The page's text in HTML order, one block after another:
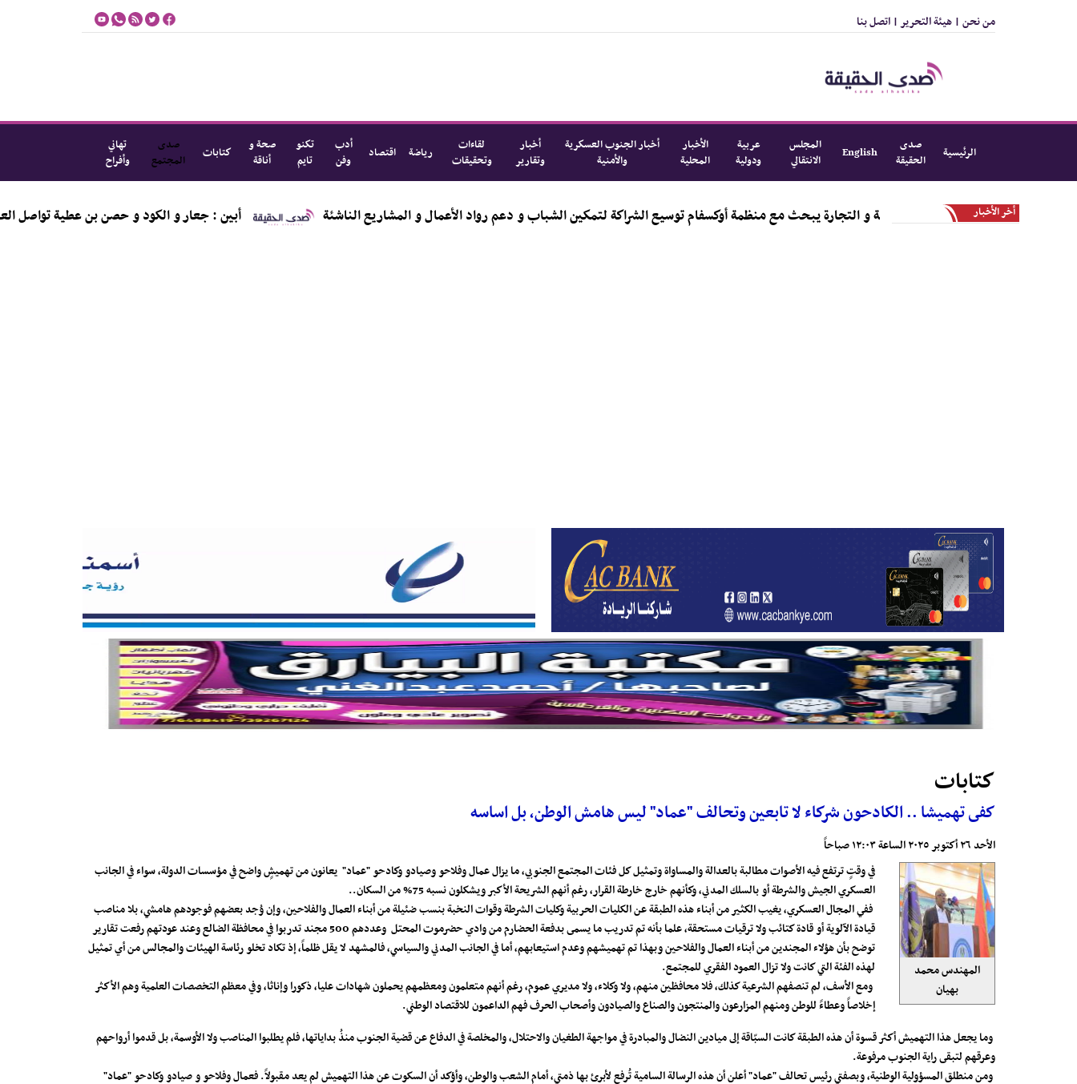
من نحن | هيئة التحرير | اتصل بنا
الرئيسية
صدى
الحقيقة
English
المجلس
الانتقالي
عربية
ودولية
الأخبار
المحلية
أخبار الجنوب العسكرية
والأمنية
أخبار
وتقارير
لقاءات
وتحقيقات
رياضة اقتصاد
أدب
وفن
تكنو
تايم
صحة و
أناقة
كتابات
صدى
المجتمع
تهاني
وأفراح
أخر الأخباروزير الصناعة و التجارة يبحث مع منظمة أوكسفام توسيع الشراكة لتمكين الشباب و دعم رواد الأعمال و المشاريع الناشئة أبين : جعار و الكود و حصن بن عطية تواصل العصيان
كتابات
كفى تهميشا .. الكادحون شركاء لا تابعين وتحالف "عماد" ليس هامش الوطن، بل اساسه
الأحد ٢٦ أكتوبر ٢٠٢٥ الساعة ١٢:٠٣ صباحاً
المهندس محمد
بهيان
في وقتٍ ترتفع فيه الأصوات مطالبة بالعدالة والمساواة وتمثيل كل فئات المجتمع الجنوبي، ما يزال عمال وفلاحو وصيادو وكادحو "عماد" يعانون من تهميشٍ واضح في مؤسسات الدولة، سواء في الجانب
العسكري الجيش والشرطة أو بالسلك المدني، وكأنهم خارج خارطة القرار، رغم أنهم الشريحة الأكبر ويشكلون نسبه 75% من السكان..
ففي المجال العسكري، يغيب الكثير من أبناء هذه الطبقة عن الكليات الحربية وكليات الشرطة وقوات النخبة بنسب ضئيلة من أبناء العمال والفلاحين، وإن وُجد بعضهم فوجودهم هامشي، بلا مناصب
قيادة الآلوية أو قادة كتائب ولا ترقيات مستحقة، علما بأنه تم تدريب ما يسمى بدفعة الحضارم من وادي حضرموت المحتل وعددهم 500 مجند تدربوا في محافظة الضالع وعند عودتهم رفعت تقارير
توضح بأن هؤلاء المجندين من أبناء العمال والفلاحين وبهذا تم تهميشهم وعدم استيعابهم، أما في الجانب المدني والسياسي، فالمشهد لا يقل ظلماً، إذ تكاد تخلو رئاسة الهيئات والمجالس من أي تمثيل
لهذه الفئة التي كانت ولا تزال العمود الفقري للمجتمع.
ومع الأسف، لم تنصفهم الشرعية كذلك، فلا محافظين منهم، ولا وكلاء، ولا مديري عموم، رغم أنهم متعلمون ومعظمهم يحملون شهادات عليا، ذكورا وإناثا، وفي معظم التخصصات العلمية وهم الأكثر
إخلاصاً وعطاءً للوطن ومنهم المزارعون والمنتجون والصناع والصيادون وأصحاب الحرف فهم الداعمون للاقتصاد الوطني.
وما يجعل هذا التهميش أكثر قسوة أن هذه الطبقة كانت السبّاقة إلى ميادين النضال والمبادرة في مواجهة الطغيان والاحتلال، والمخلصة في الدفاع عن قضية الجنوب منذُ بداياتها، فلم يطلبوا المناصب ولا الأوسمة، بل قدموا أرواحهم
وعرقهم لتبقى راية الجنوب مرفوعة.
ومن منطلق المسؤولية الوطنية، وبصفتي رئيس تحالف "عماد" أعلن أن هذه الرسالة السامية تُرفع لأبرئ بها ذمتي، أمام الشعب والوطن، وأؤكد أن السكوت عن هذا التهميش لم يعد مقبولاً. فعمال وفلاحو و صيادو وكادحو "عماد"